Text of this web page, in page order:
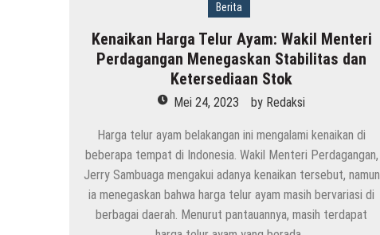
Berita
Kenaikan Harga Telur Ayam: Wakil Menteri
Perdagangan Menegaskan Stabilitas dan
Ketersediaan Stok
Mei 24, 2023 by Redaksi
Harga telur ayam belakangan ini mengalami kenaikan di
beberapa tempat di Indonesia. Wakil Menteri Perdagangan,
Jerry Sambuaga mengakui adanya kenaikan tersebut, namun
ia menegaskan bahwa harga telur ayam masih bervariasi di
berbagai daerah. Menurut pantauannya, masih terdapat